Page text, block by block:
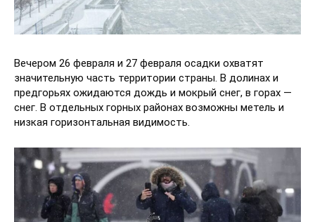
Вечером 26 февраля и 27 февраля осадки охватят
значительную часть территории страны. В долинах и
предгорьях ожидаются дождь и мокрый снег, в горах —
снег. В отдельных горных районах возможны метель и
низкая горизонтальная видимость.